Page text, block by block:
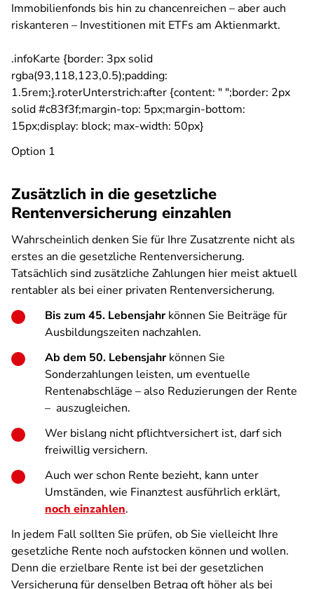
Immobilienfonds bis hin zu chancenreichen – aber auch
riskanteren – Investitionen mit ETFs am Aktienmarkt.
.infoKarte {border: 3px solid
rgba(93,118,123,0.5);padding:
1.5rem;}.roterUnterstrich:after {content: " ";border: 2px
solid #c83f3f;margin-top: 5px;margin-bottom:
15px;display: block; max-width: 50px}
Option 1
Zusätzlich in die gesetzliche
Rentenversicherung einzahlen
Wahrscheinlich denken Sie für Ihre Zusatzrente nicht als
erstes an die gesetzliche Rentenversicherung.
Tatsächlich sind zusätzliche Zahlungen hier meist aktuell
rentabler als bei einer privaten Rentenversicherung.
Bis zum 45. Lebensjahrkönnen Sie Beiträge für
Ausbildungszeiten nachzahlen.
Ab dem 50. Lebensjahrkönnen Sie
Sonderzahlungen leisten, um eventuelle
Rentenabschläge – also Reduzierungen der Rente
– auszugleichen.
Wer bislang nicht pflichtversichert ist, darf sich
freiwillig versichern.
Auch wer schon Rente bezieht, kann unter
Umständen, wie Finanztest ausführlich erklärt,
noch einzahlen.
In jedem Fall sollten Sie prüfen, ob Sie vielleicht Ihre
gesetzliche Rente noch aufstocken können und wollen.
Denn die erzielbare Rente ist bei der gesetzlichen
Versicherung für denselben Betrag oft höher als bei